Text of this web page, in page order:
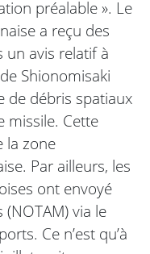
préalable ». Le
a reçu des
avis relatif à
Shionomisaki
de débris spatiaux
missile. Cette
la zone
Par ailleurs, les
ont envoyé
via le
Ce n’est qu’à